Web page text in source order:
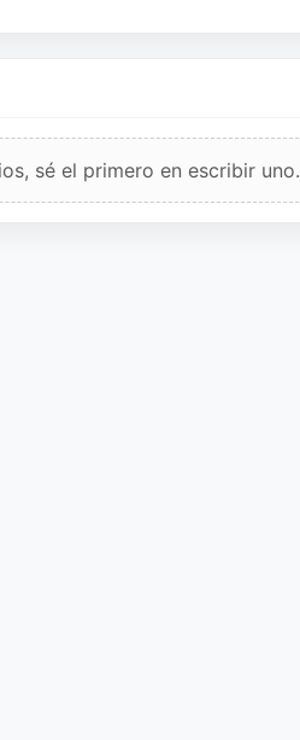
sé el primero en escribir uno.